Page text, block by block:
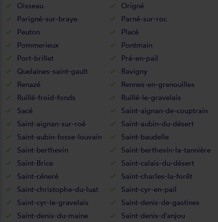
Oisseau
Origné
Parigné-sur-braye
Parné-sur-roc
Peuton
Placé
Pommerieux
Pontmain
Port-brillet
Pré-en-pail
Quelaines-saint-gault
Ravigny
Renazé
Rennes-en-grenouilles
Ruillé-froid-fonds
Ruillé-le-gravelais
Sacé
Saint-aignan-de-couptrain
Saint-aignan-sur-roë
Saint-aubin-du-désert
Saint-aubin-fosse-louvain
Saint-baudelle
Saint-berthevin
Saint-berthevin-la-tannière
Saint-Brice
Saint-calais-du-désert
Saint-céneré
Saint-charles-la-forêt
Saint-christophe-du-luat
Saint-cyr-en-pail
Saint-cyr-le-gravelais
Saint-denis-de-gastines
Saint-denis-du-maine
Saint-denis-d'anjou